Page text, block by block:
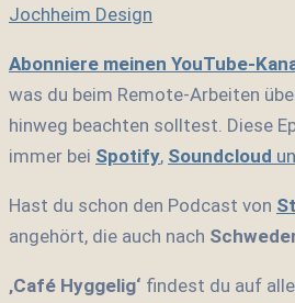
Jochheim Design
Abonniere meinen YouTube-
was du beim Remote-Arbeiten
hinweg beachten solltest. Diese
immer bei Spotify, Soundcloud
Hast du schon den Podcast von
angehört, die auch nach
‚Café Hyggelig‘ findest du auf